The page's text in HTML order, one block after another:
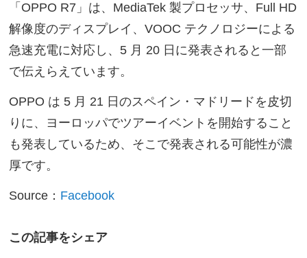
「OPPO R7」は、MediaTek 製プロセッサ、Full HD
解像度のディスプレイ、VOOC テクノロジーによる
急速充電に対応し、5 月 20 日に発表されると一部
で伝えらえています。
OPPO は 5 月 21 日のスペイン・マドリードを皮切
りに、ヨーロッパでツアーイベントを開始すること
も発表しているため、そこで発表される可能性が濃
厚です。
Source： Facebook
この記事をシェア